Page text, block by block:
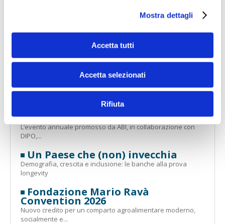
Mostra dettagli
Accetta tutti
Accetta selezionati
Rifiuta
Il nuovo appuntamento promosso dall’ABI su sicurezza,
D&I in Finance 2026
delle...
Geopolitica: tra fattori di rischio
e opportunità
Supervision, Risks & Profitability
2026
L’evento annuale promosso da ABI, in collaborazione con
DIPO,...
Un Paese che (non) invecchia
Demografia, crescita e inclusione: le banche alla prova
longevity
Fondazione Mario Ravà
Convention 2026
Nuovo credito per un comparto agroalimentare moderno,
socialmente e...